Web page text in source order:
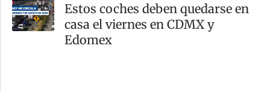
Estos coches deben quedarse en
casa el viernes en CDMX y
Edomex